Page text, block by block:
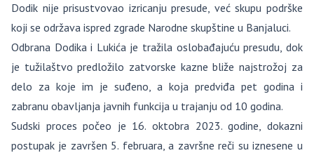
Dodik nije prisustvovao izricanju presude, već skupu podrške
koji se održava ispred zgrade Narodne skupštine u Banjaluci.
Odbrana Dodika i Lukića je tražila oslobađajuću presudu, dok
je tužilaštvo predložilo zatvorske kazne bliže najstrožoj za
delo za koje im je suđeno, a koja predviđa pet godina i
zabranu obavljanja javnih funkcija u trajanju od 10 godina.
Sudski proces počeo je 16. oktobra 2023. godine, dokazni
postupak je završen 5. februara, a završne reči su iznesene u